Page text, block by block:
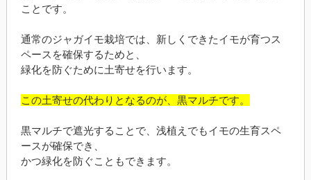
ことです。
通常のジャガイモ栽培では、新しくできたイモが育つス
ペースを確保するためと、
緑化を防ぐために土寄せを行います。
この土寄せの代わりとなるのが、黒マルチです。
黒マルチで遮光することで、浅植えでもイモの生育スペ
ースが確保でき、
かつ緑化を防ぐこともできます。